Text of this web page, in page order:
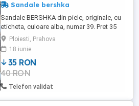
Sandale bershka
Sandale BERSHKA din piele, originale, cu
eticheta, culoare alba, numar 39. Pret 35
lei. Ploiesti, Prahova
18 iunie
35 RON
40 RON
Telefon validat